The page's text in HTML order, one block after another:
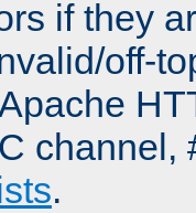
if they
off-
channel,
.